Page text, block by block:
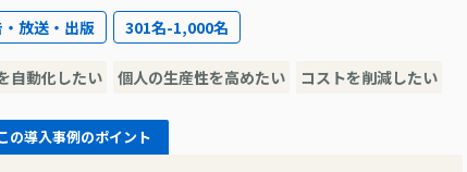
準化に課題を感じていました。運送の仕事ではイレギュラ
の担当者たちが自らの業務量を増やして対応していまし
行し、良くない習慣が形成されていました。特に、出荷依
の手で行われていました。
放送・出版 301名-1,000名
自動化したい 個人の生産性を高めたい コストを削減したい
の導入事例のポイント